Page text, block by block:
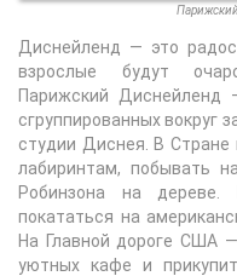
Диснейленд — это
взрослые будут
Парижский Диснейленд
сгруппированных вокруг
студии Диснея. В
лабиринтам, побывать
Робинзона на
покататься на
На Главной дороге США
уютных кафе и